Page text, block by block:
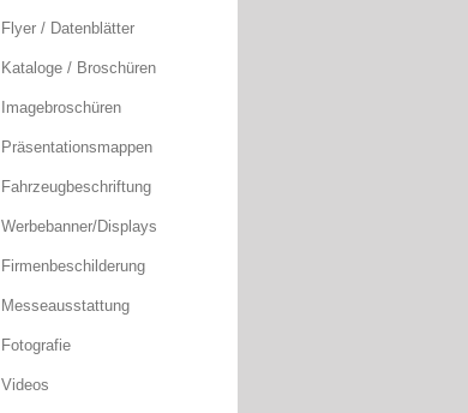
Flyer / Datenblätter
Kataloge / Broschüren
Imagebroschüren
Präsentationsmappen
Fahrzeugbeschriftung
Werbebanner/Displays
Firmenbeschilderung
Messeausstattung
Fotografie
Videos